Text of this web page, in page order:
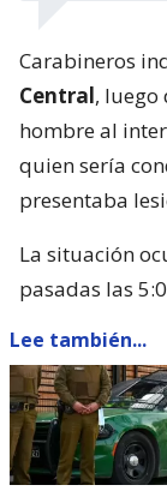
Carabineros
Central, luego
hombre al
quien sería
presentaba
La situación
pasadas las
Lee también...